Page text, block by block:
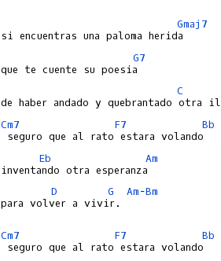
Gmaj7
G7
C
Cm7
F7
Bb
Eb
Am
D
G Am-Bm
para volver a vivir.
Cm7 F7
Bb